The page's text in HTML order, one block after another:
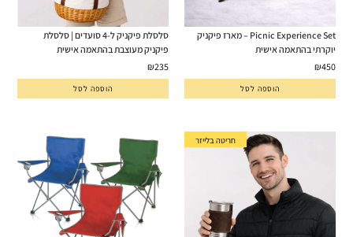
Picnic Experience Set – מארז פיקניק
יוקרתי בהתאמה אישית
₪450
הוספה לסל
סלסלת פיקניק ל-4 סועדים | סלסלת
פיקניק מעוצבת בהתאמה אישית
₪235
הוספה לסל
חריטה בלייזר